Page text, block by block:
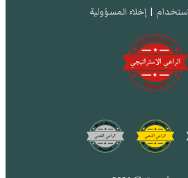
| إخلاء المسؤولية